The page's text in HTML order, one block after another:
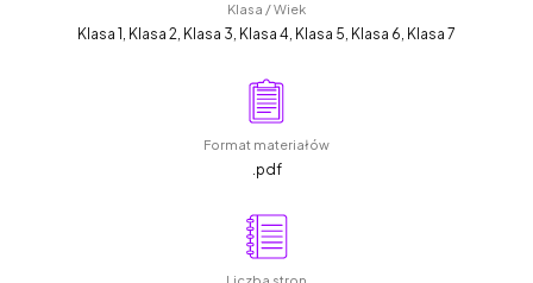
Klasa / Wiek
Klasa 1, Klasa 2, Klasa 3, Klasa 4, Klasa 5, Klasa 6, Klasa 7
Format materiałów
.pdf